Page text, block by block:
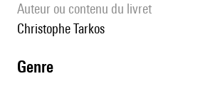
Auteur ou contenu du livret
Christophe Tarkos
genre